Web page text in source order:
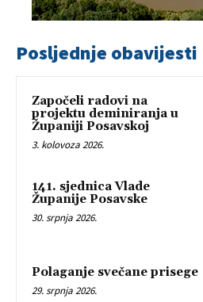
Posljednje obavijesti
Započeli radovi na
projektu deminiranja u
Županiji Posavskoj
3. kolovoza 2026.
141. sjednica Vlade
Županije Posavske
30. srpnja 2026.
Polaganje svečane prisege
29. srpnja 2026.